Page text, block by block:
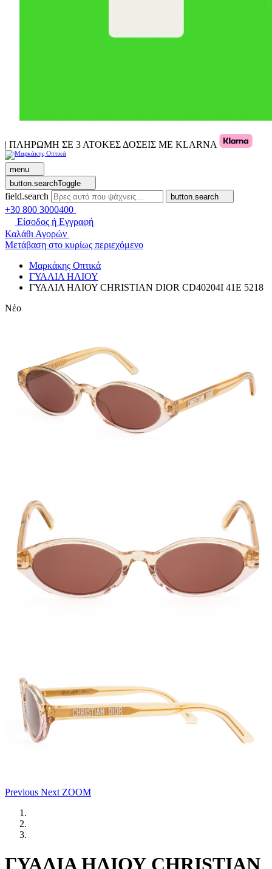
| ΠΛΗΡΩΜΗ ΣΕ 3 ΑΤΟΚΕΣ ΔΟΣΕΙΣ ΜΕ KLARNA
menu
button.searchToggle
field.search button.search
+30 800 3000400
Είσοδος ή Εγγραφή
Καλάθι Αγορών
Μετάβαση στο κυρίως περιεχόμενο
Μαρκάκης Οπτικά
ΓΥΑΛΙΑ ΗΛΙΟΥ
ΓΥΑΛΙΑ ΗΛΙΟΥ CHRISTIAN DIOR CD40204I 41E 5218
Νέο
Previous Next ZOOM
ΓΥΑΛΙΑ ΗΛΙΟΥ CHRISTIAN